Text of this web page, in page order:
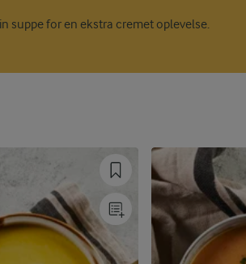
suppe for en ekstra cremet oplevelse.